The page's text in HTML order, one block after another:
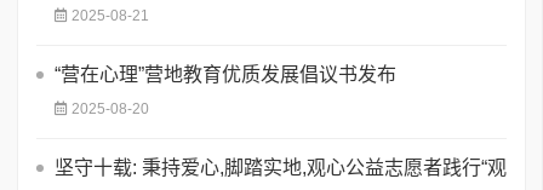
2025-08-21
“营在心理”营地教育优质发展倡议书发布
2025-08-20
坚守十载: 秉持爱心,脚踏实地,观心公益志愿者践行“观